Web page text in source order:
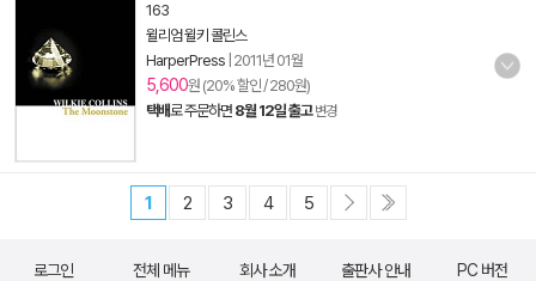
163
윌리엄 윌키 콜린스
HarperPress 2011년 01월
5,600원 (20% 할인 / 280원)
택배로 주문하면 8월 12일 출고 변경
1 2 3 4 5
로그인 전체 메뉴 회사 소개 출판사 안내 PC 버전